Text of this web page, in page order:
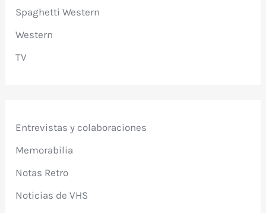
Spaghetti Western
Western
TV
Entrevistas y colaboraciones
Memorabilia
Notas Retro
Noticias de VHS